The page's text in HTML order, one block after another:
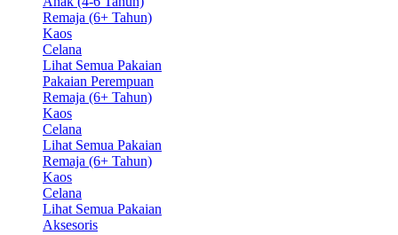
Remaja (6+ Tahun)
Kaos
Celana
Lihat Semua Pakaian
Pakaian Perempuan
Remaja (6+ Tahun)
Kaos
Celana
Lihat Semua Pakaian
Remaja (6+ Tahun)
Kaos
Celana
Lihat Semua Pakaian
Aksesoris